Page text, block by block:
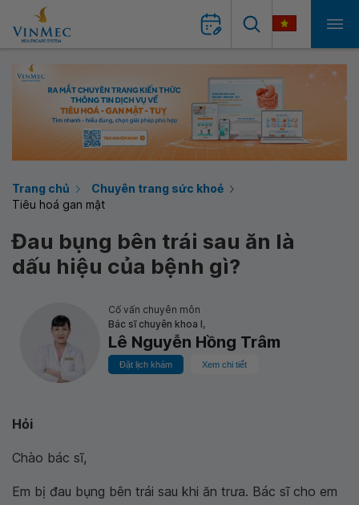
Trang chủ
Chuyên trang sức khoẻ
Tiêu hoá gan mật
Đau bụng bên trái sau ăn là
dấu hiệu của bệnh gì?
Cố vấn chuyên môn
Bác sĩ chuyên khoa I,
Lê Nguyễn Hồng Trâm
Đặt lịch khám Xem chi tiết
Hỏi
Chào bác sĩ,
Em bị đau bụng bên trái sau khi ăn trưa. Bác sĩ cho em